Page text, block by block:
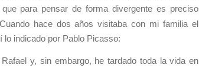
que para pensar de forma divergente es preciso
hace dos años visitaba con mi familia el
indicado por Pablo Picasso:
y, sin embargo, he tardado toda la vida en